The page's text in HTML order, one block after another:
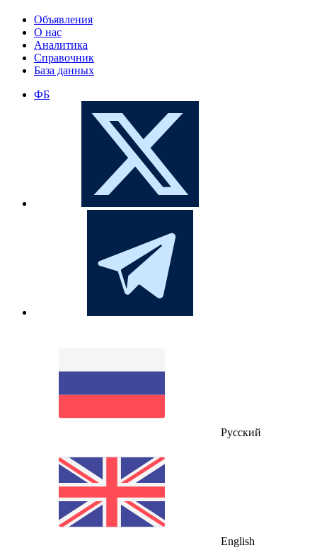
Объявления
О нас
Аналитика
Справочник
База данных
ФБ
Русский
English